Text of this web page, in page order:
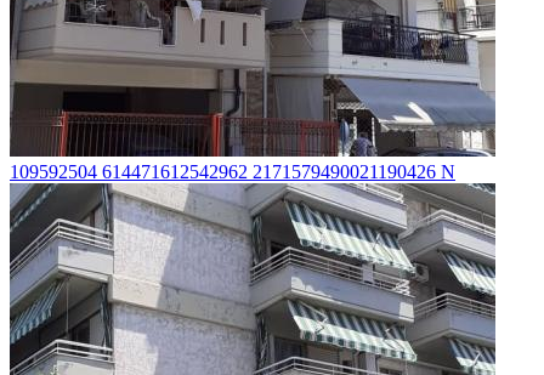
109592504 614471612542962 2171579490021190426 N